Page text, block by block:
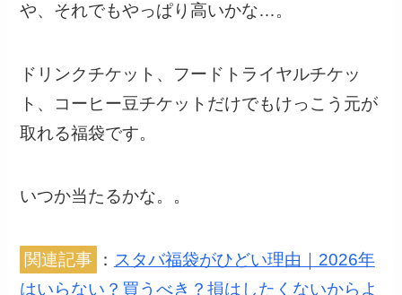
や、それでもやっぱり高いかな…。
ドリンクチケット、フードトライヤルチケッ
ト、コーヒー豆チケットだけでもけっこう元が
取れる福袋です。
いつか当たるかな。。
関連記事 ： スタバ福袋がひどい理由｜2026年
はいらない？買うべき？損はしたくないからよ